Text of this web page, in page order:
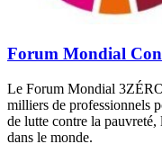
Forum Mondial
Le Forum Mondial
milliers de professionnels
de lutte contre la
dans le monde.